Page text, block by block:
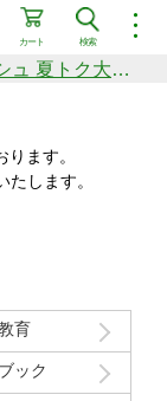
︙
検索
カート
中商品
順
ング
総額50万円分が当たる！ビットキャッシュ 夏トク大感謝祭
ます。
します。
育
ック